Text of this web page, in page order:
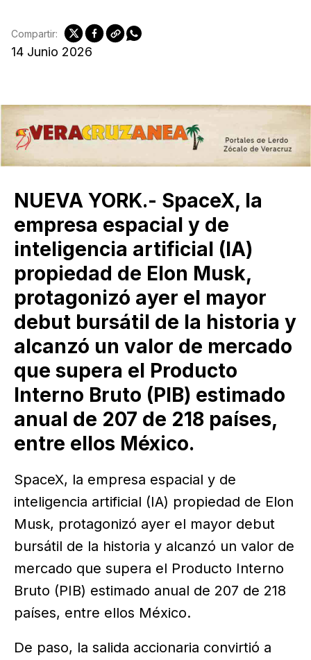
14 Junio 2026
Compartir:
NUEVA YORK.- SpaceX, la
empresa espacial y de
inteligencia artificial (IA)
propiedad de Elon Musk,
protagonizó ayer el mayor
debut bursátil de la historia y
alcanzó un valor de mercado
que supera el Producto
Interno Bruto (PIB) estimado
anual de 207 de 218 países,
entre ellos México.
SpaceX, la empresa espacial y de
inteligencia artificial (IA) propiedad de Elon
Musk, protagonizó ayer el mayor debut
bursátil de la historia y alcanzó un valor de
mercado que supera el Producto Interno
Bruto (PIB) estimado anual de 207 de 218
países, entre ellos México.
De paso, la salida accionaria convirtió a